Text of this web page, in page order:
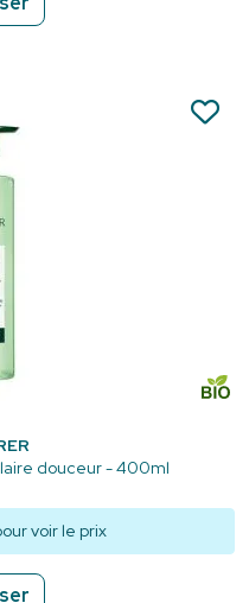
douceur - 400ml
voir le prix